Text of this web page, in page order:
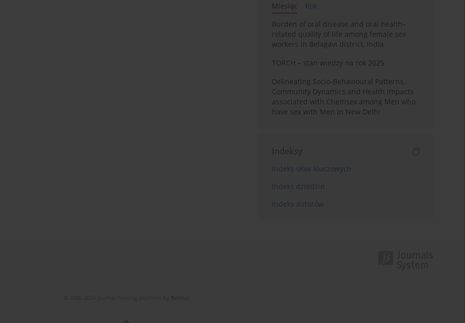
Miesiąc
Rok
Burden of oral disease and oral health–
related quality of life among female sex
workers in Belagavi district, India
TORCH – stan wiedzy na rok 2025
Delineating Socio-Behavioural Patterns,
Community Dynamics and Health Impacts
associated with Chemsex among Men who
have sex with Men in New Delhi
Indeksy
Indeks słów kluczowych
Indeks dziedzin
Indeks autorów
Bentus